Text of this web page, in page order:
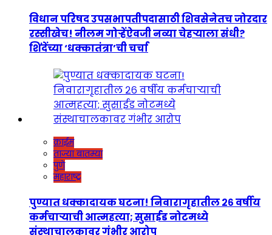
विधान परिषद उपसभापतीपदासाठी शिवसेनेतच जोरदार
रस्सीखेच! नीलम गोऱ्हेंऐवजी नव्या चेहऱ्याला संधी?
शिंदेंच्या ‘धक्कातंत्रा’ची चर्चा
क्राईम
ताज्या बातम्या
पुणे
महाराष्ट्र
पुण्यात धक्कादायक घटना! निवारागृहातील २६ वर्षीय
कर्मचाऱ्याची आत्महत्या; सुसाईड नोटमध्ये
संस्थाचालकावर गंभीर आरोप